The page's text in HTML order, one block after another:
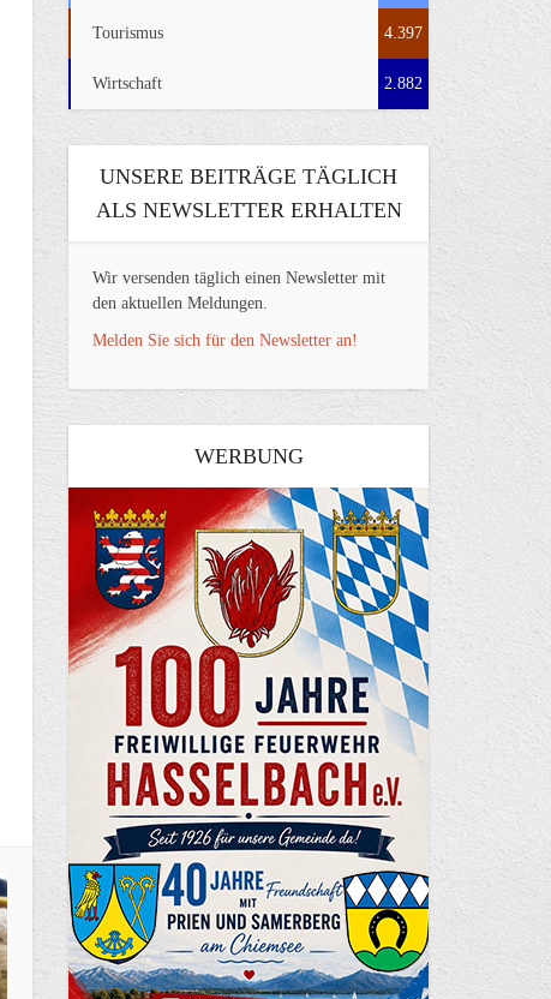
Tourismus 4.397
Wirtschaft 2.882
UNSERE BEITRÄGE TÄGLICH
ALS NEWSLETTER ERHALTEN
Wir versenden täglich einen Newsletter mit
den aktuellen Meldungen.
Melden Sie sich für den Newsletter an!
WERBUNG